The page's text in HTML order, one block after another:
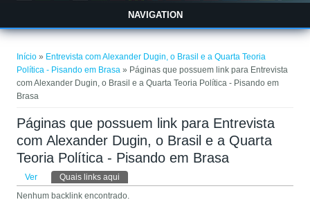
NAVIGATION
Início » Entrevista com Alexander Dugin, o Brasil e a Quarta Teoria
Política - Pisando em Brasa » Páginas que possuem link para Entrevista
com Alexander Dugin, o Brasil e a Quarta Teoria Política - Pisando em
Brasa
Páginas que possuem link para Entrevista
com Alexander Dugin, o Brasil e a Quarta
Teoria Política - Pisando em Brasa
Abas primárias
Ver Quais links aqui
Nenhum backlink encontrado.